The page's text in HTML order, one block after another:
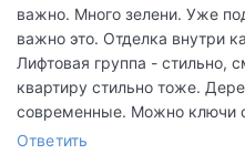
важно. Много зелени. Уже
важно это. Отделка внутри
Лифтовая группа - стильно,
квартиру стильно тоже.
современные. Можно ключи
Ответить